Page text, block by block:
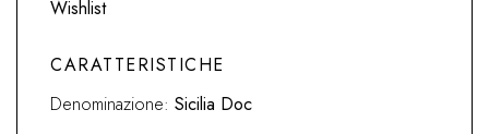
Brut
quantità
CARATTERISTICHE
Denominazione: Sicilia Doc